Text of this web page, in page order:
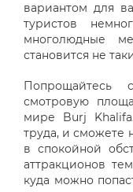
вариантом для
туристов
многолюдные
становится не
смотровую
мире Burj
труда, и сможете
в спокойной
аттракционов
куда можно